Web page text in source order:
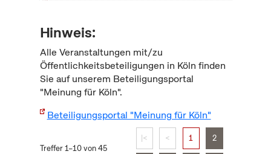
Hinweis:
Alle Veranstaltungen mit/zu
Öffentlichkeitsbeteiligungen in Köln finden
Sie auf unserem Beteiligungsportal
"Meinung für Köln".
Beteiligungsportal "Meinung für Köln"
Treffer 1–10 von 45
|< < 1 2